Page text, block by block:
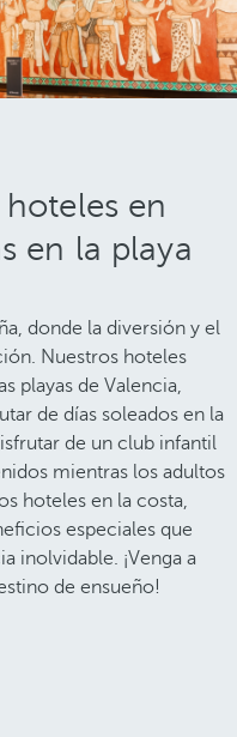
en
en la playa
donde la diversión y el
Nuestros hoteles
playas de Valencia,
de días soleados en la
de un club infantil
mientras los adultos
hoteles en la costa,
especiales que
inolvidable. ¡Venga a
de ensueño!